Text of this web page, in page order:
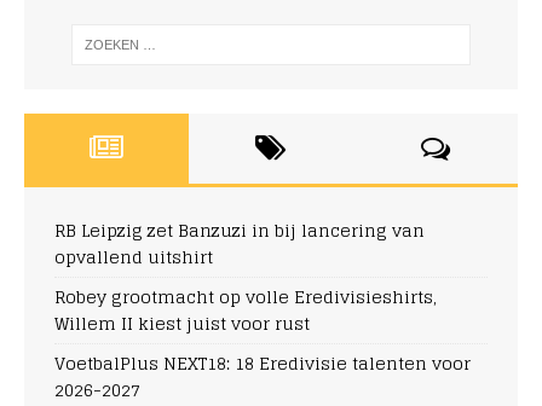
RB Leipzig zet Banzuzi in bij lancering van
opvallend uitshirt
Robey grootmacht op volle Eredivisieshirts,
Willem II kiest juist voor rust
VoetbalPlus NEXT18: 18 Eredivisie talenten voor
2026-2027